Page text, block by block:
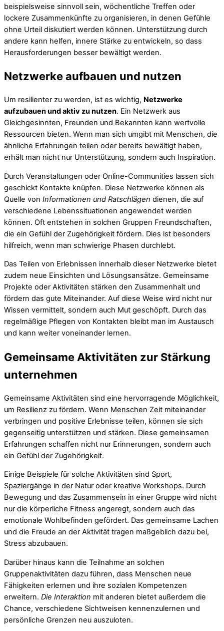
beispielsweise sinnvoll sein, wöchentliche Treffen oder
lockere Zusammenkünfte zu organisieren, in denen Gefühle
ohne Urteil diskutiert werden können. Unterstützung durch
andere kann helfen, innere Stärke zu entwickeln, so dass
Herausforderungen besser bewältigt werden.
Netzwerke aufbauen und nutzen
Um resilienter zu werden, ist es wichtig, Netzwerke
aufzubauen und aktiv zu nutzen. Ein Netzwerk aus
Gleichgesinnten, Freunden und Bekannten kann wertvolle
Ressourcen bieten. Wenn man sich umgibt mit Menschen, die
ähnliche Erfahrungen teilen oder bereits bewältigt haben,
erhält man nicht nur Unterstützung, sondern auch Inspiration.
Durch Veranstaltungen oder Online-Communities lassen sich
geschickt Kontakte knüpfen. Diese Netzwerke können als
Quelle von Informationen und Ratschlägen dienen, die auf
verschiedene Lebenssituationen angewendet werden
können. Oft entstehen in solchen Gruppen Freundschaften,
die ein Gefühl der Zugehörigkeit fördern. Dies ist besonders
hilfreich, wenn man schwierige Phasen durchlebt.
Das Teilen von Erlebnissen innerhalb dieser Netzwerke bietet
zudem neue Einsichten und Lösungsansätze. Gemeinsame
Projekte oder Aktivitäten stärken den Zusammenhalt und
fördern das gute Miteinander. Auf diese Weise wird nicht nur
Wissen vermittelt, sondern auch Mut geschöpft. Durch das
regelmäßige Pflegen von Kontakten bleibt man im Austausch
und kann weiter voneinander lernen.
Gemeinsame Aktivitäten zur Stärkung
unternehmen
Gemeinsame Aktivitäten sind eine hervorragende Möglichkeit,
um Resilienz zu fördern. Wenn Menschen Zeit miteinander
verbringen und positive Erlebnisse teilen, können sie sich
gegenseitig unterstützen und stärken. Diese gemeinsamen
Erfahrungen schaffen nicht nur Erinnerungen, sondern auch
ein Gefühl der Zugehörigkeit.
Einige Beispiele für solche Aktivitäten sind Sport,
Spaziergänge in der Natur oder kreative Workshops. Durch
Bewegung und das Zusammensein in einer Gruppe wird nicht
nur die körperliche Fitness angeregt, sondern auch das
emotionale Wohlbefinden gefördert. Das gemeinsame Lachen
und die Freude an der Aktivität tragen maßgeblich dazu bei,
Stress abzubauen.
Darüber hinaus kann die Teilnahme an solchen
Gruppenaktivitäten dazu führen, dass Menschen neue
Fähigkeiten erlernen und ihre sozialen Kompetenzen
erweitern. Die Interaktion mit anderen bietet außerdem die
Chance, verschiedene Sichtweisen kennenzulernen und
persönliche Grenzen neu auszuloten.